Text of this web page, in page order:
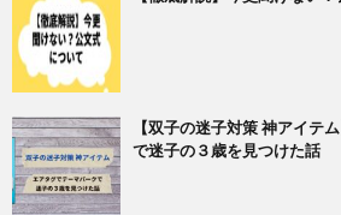
【双子の迷子対策 神アイテ
で迷子の３歳を見つけた話